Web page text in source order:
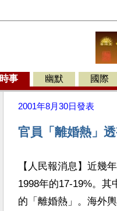
時事 幽默 國際
2001年8月30日發表
官員「離婚熱」
【人民報消息】近幾
1998年的17-19%。
的「離婚熱」。海外